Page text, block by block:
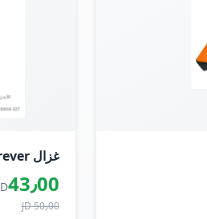
غزال Gazal 901 Titanium Forever
43٫00
50٫00 JD